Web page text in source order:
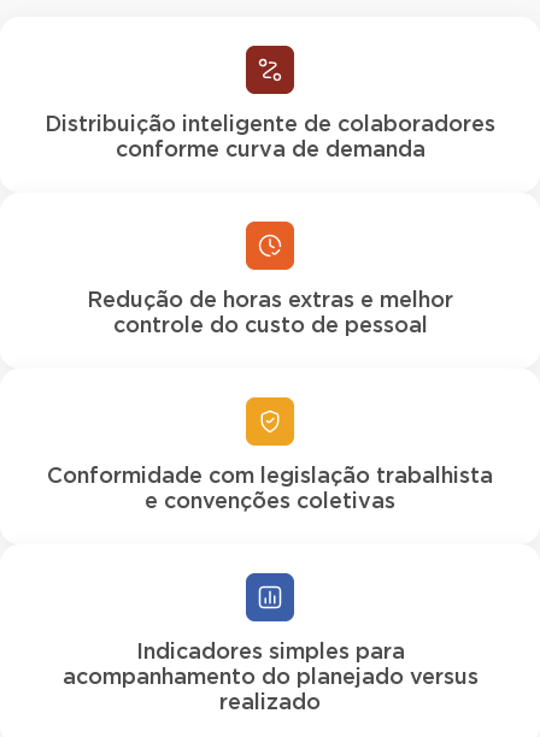
Distribuição inteligente de colaboradores
conforme curva de demanda
Redução de horas extras e melhor
controle do custo de pessoal
Conformidade com legislação trabalhista
e convenções coletivas
Indicadores simples para
acompanhamento do planejado versus
realizado